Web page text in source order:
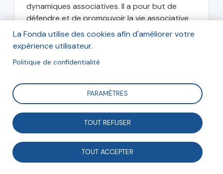
dynamiques associatives. Il a pour but de
défendre et de promouvoir la vie associative
dans son ensemble et représente près de
600 000 associations en France. Il agit sur le
Le Mouvement associatif
septembre 2022
La Fonda utilise des cookies afin d'améliorer votre
expérience utilisateur.
Politique de confidentialité
PARAMÈTRES
TOUT REFUSER
TOUT ACCEPTER